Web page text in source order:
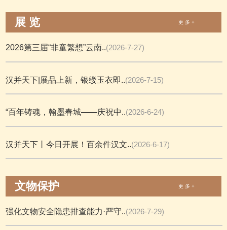
展 览 更 多 +
2026第三届“非童繁想”云南..(2026-7-27)
汉并天下|展品上新，银缕玉衣即..(2026-7-15)
“百年铸魂，翰墨春城——庆祝中..(2026-6-24)
汉并天下丨今日开展！百余件汉文..(2026-6-17)
文物保护 更 多 +
强化文物安全隐患排查能力·严守..(2026-7-29)